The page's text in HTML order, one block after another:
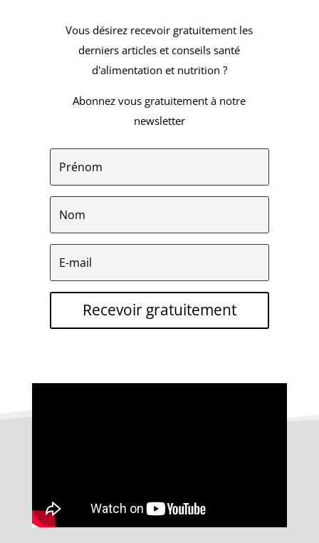
Vous désirez recevoir gratuitement les
derniers articles et conseils santé
d'alimentation et nutrition ?
Abonnez vous gratuitement à notre
newsletter
Recevoir gratuitement